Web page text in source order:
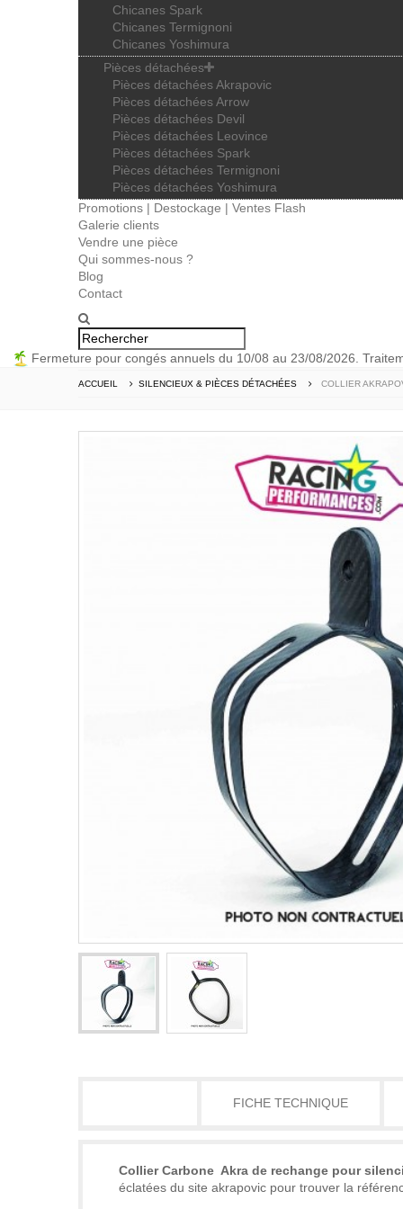
Chicanes Spark
Chicanes Termignoni
Chicanes Yoshimura
Pièces détachées
Pièces détachées Akrapovic
Pièces détachées Arrow
Pièces détachées Devil
Pièces détachées Leovince
Pièces détachées Spark
Pièces détachées Termignoni
Pièces détachées Yoshimura
Promotions | Destockage | Ventes Flash
Galerie clients
Vendre une pièce
Qui sommes-nous ?
Blog
Contact
Fermeture pour congés annuels du 10/08 au 23/08/2026.
ACCUEIL SILENCIEUX & PIÈCES DÉTACHÉES COLLIER
FICHE TECHNIQUE
Collier Carbone Akra de rechange pour
éclatées du site akrapovic pour trouver la